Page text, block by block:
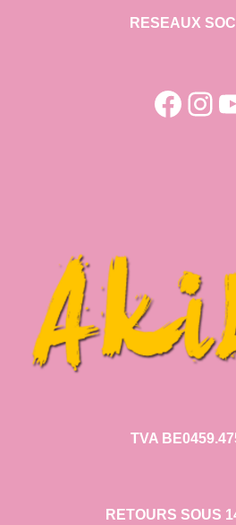
RESEAUX
TVA
RETOURS SOUS